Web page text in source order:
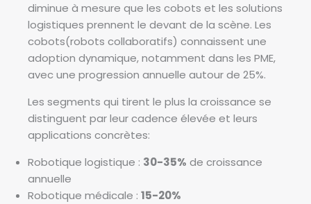
diminue à mesure que les cobots et les solutions
logistiques prennent le devant de la scène. Les
cobots(robots collaboratifs) connaissent une
adoption dynamique, notamment dans les PME,
avec une progression annuelle autour de 25%.
Les segments qui tirent le plus la croissance se
distinguent par leur cadence élevée et leurs
applications concrètes:
Robotique logistique : 30-35% de croissance
annuelle
Robotique médicale : 15-20%